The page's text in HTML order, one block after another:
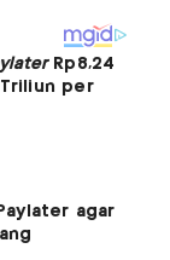
Rp8,24
per
agar